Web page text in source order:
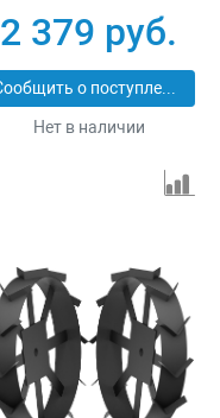
2 379 руб.
Сообщить о поступлении
Нет в наличии